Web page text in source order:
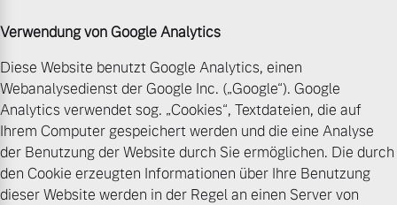
Verwendung von Google Analytics
Diese Website benutzt Google Analytics, einen
Webanalysedienst der Google Inc. („Google“). Google
Analytics verwendet sog. „Cookies“, Textdateien, die auf
Ihrem Computer gespeichert werden und die eine Analyse
der Benutzung der Website durch Sie ermöglichen. Die durch
den Cookie erzeugten Informationen über Ihre Benutzung
dieser Website werden in der Regel an einen Server von